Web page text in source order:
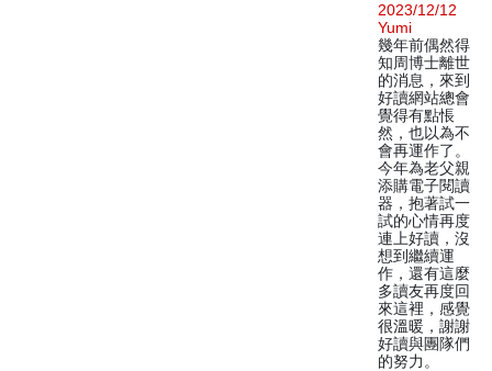
2023/12/12
Yumi
幾年前偶然得
知周博士離世
的消息，來到
好讀網站總會
覺得有點悵
然，也以為不
會再運作了。
今年為老父親
添購電子閱讀
器，抱著試一
試的心情再度
連上好讀，沒
想到繼續運
作，還有這麼
多讀友再度回
來這裡，感覺
很溫暖，謝謝
好讀與團隊們
的努力。